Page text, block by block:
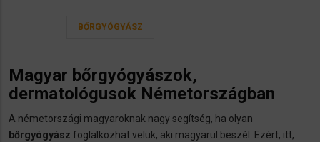
BŐRGYÓGYÁSZ
Magyar bőrgyógyászok,
dermatológusok Németországban
A németországi magyaroknak nagy segítség, ha olyan
bőrgyógyász foglalkozhat velük, aki magyarul beszél. Ezért, itt,